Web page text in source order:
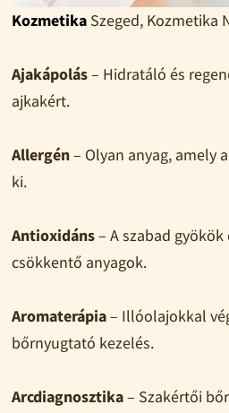
KozmetikaSzeged, Kozmetika
Ajakápolás– Hidratáló és
ajkakért.
Allergén– Olyan anyag, amely
ki.
Antioxidáns– A szabad
csökkentő anyagok.
Aromaterápia– Illóolajokkal
bőrnyugtató kezelés.
Arcdiagnosztika– Szakértői